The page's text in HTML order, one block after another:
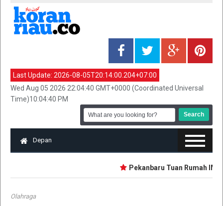
Last Update: 2026-08-05T20:14:00.204+07:00
Wed Aug 05 2026 22:04:40 GMT+0000 (Coordinated Universal
Time)10:04:40 PM
Depan
Pekanbaru Tuan Rumah IMT-
Olahraga